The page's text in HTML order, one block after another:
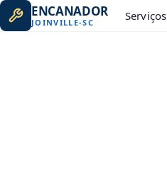
ENCANADOR
JOINVILLE-SC Serviços